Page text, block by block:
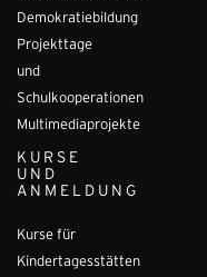
Demokratiebildung
Projekttage
und
Schulkooperationen
Multimediaprojekte
KURSE
UND
ANMELDUNG
Kurse für
Kindertagesstätten